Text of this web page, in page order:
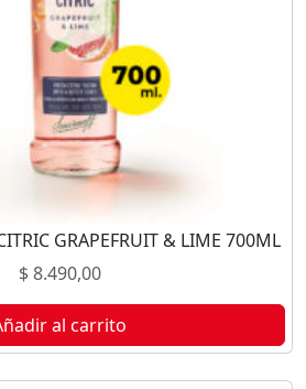
GRAPEFRUIT & LIME 700ML
$8.490,00
al carrito